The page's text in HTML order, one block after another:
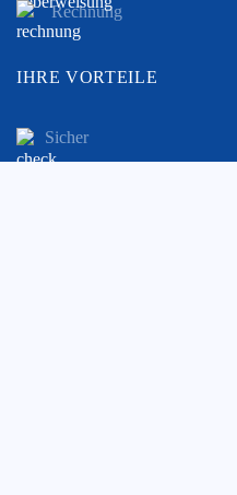
Rechnung
IHRE VORTEILE
Sicher